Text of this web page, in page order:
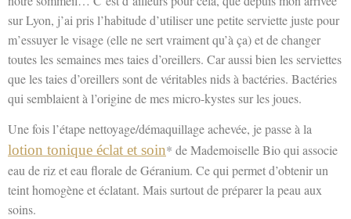
sur Lyon, j’ai pris l’habitude d’utiliser une petite serviette juste pour
m’essuyer le visage (elle ne sert vraiment qu’à ça) et de changer
toutes les semaines mes taies d’oreillers. Car aussi bien les serviettes
que les taies d’oreillers sont de véritables nids à bactéries. Bactéries
qui semblaient à l’origine de mes micro-kystes sur les joues.
Une fois l’étape nettoyage/démaquillage achevée, je passe à la
lotion tonique éclat et soin* de Mademoiselle Bio qui associe
eau de riz et eau florale de Géranium. Ce qui permet d’obtenir un
teint homogène et éclatant. Mais surtout de préparer la peau aux
soins.